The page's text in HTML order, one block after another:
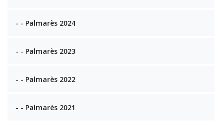
- - Palmarès 2024
- - Palmarès 2023
- - Palmarès 2022
- - Palmarès 2021